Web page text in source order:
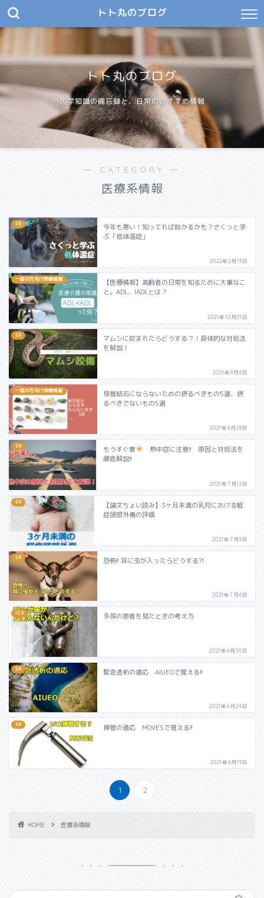
トト丸のブログ
トト丸のブログ
医学知識の備忘録と、日常のおすすめ情報
― CATEGORY ―
医療系情報
ER
今年も寒い！知ってれば助かるかも？さくっと学
ぶ「低体温症」
2022年2月19日
一般の方向け医療情報
【医療情報】高齢者の日常を知るために大事なこ
と。ADL、IADLとは？
2021年10月21日
ER
マムシに咬まれたらどうする？！具体的な対処法
を解説！
2021年9月6日
一般の方向け医療情報
尿管結石にならないための摂るべきもの5選、摂
るべきでないもの5選
2021年8月28日
ER もうすぐ夏
熱中症に注意!! 原因と対処法を
徹底解説!!
2021年7月12日
ER
【論文ちょい読み】3ヶ月未満の乳児における軽
症頭部外傷の評価
2021年7月9日
ER 恐怖!! 耳に虫が入ったらどうする?!
2021年7月6日
ICU 多尿の患者を見たときの考え方
2021年6月30日
ER 緊急透析の適応 AIUEOで覚える!!
2021年6月24日
ER 挿管の適応 MOVESで覚える!!
2021年6月19日
1 2
HOME 医療系情報